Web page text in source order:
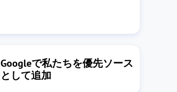
Googleで私たちを優先ソース
として追加